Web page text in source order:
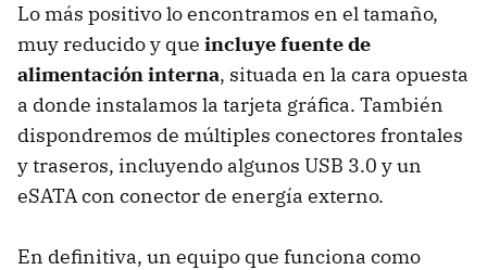
Lo más positivo lo encontramos en el tamaño,
muy reducido y que incluye fuente de
alimentación interna, situada en la cara opuesta
a donde instalamos la tarjeta gráfica. También
dispondremos de múltiples conectores frontales
y traseros, incluyendo algunos USB 3.0 y un
eSATA con conector de energía externo.
En definitiva, un equipo que funciona como